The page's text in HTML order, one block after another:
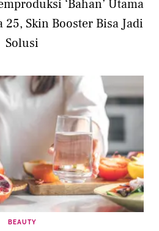
‘Bahan’ Utama
25, Skin Booster Bisa Jadi
Solusi
BEAUTY